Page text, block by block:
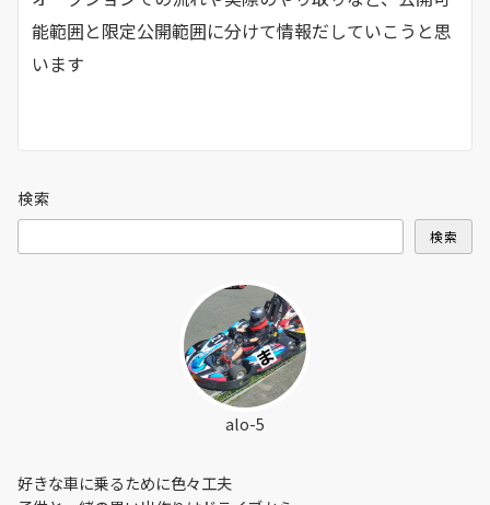
能範囲と限定公開範囲に分けて情報だしていこうと思
います
検索
検索
alo-5
好きな車に乗るために色々工夫